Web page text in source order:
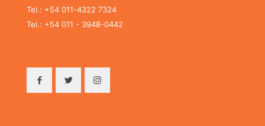
Tel.: +54 011-4322 7324
Tel.: +54 011 - 3948-0442